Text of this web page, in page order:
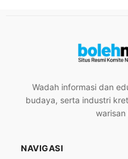
Wadah informasi dan
budaya, serta industri
warisan
NAVIGASI